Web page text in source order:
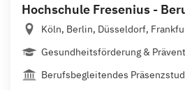
Hochschule Fresenius -
Köln, Berlin, Düsseldorf,
Gesundheitsförderung &
Berufsbegleitendes